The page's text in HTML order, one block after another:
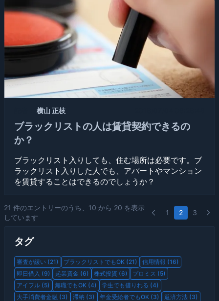
横山 正枝
ブラックリストの人は賃貸契約できるの
か？
ブラックリスト入りしても、住む場所は必要です。ブ
ラックリスト入りした人でも、アパートやマンション
を賃貸することはできるのでしょうか？
21 件のエントリーのうち、10 から 20 を表示
しています
1 2 3
タグ
審査が緩い (21) ブラックリストでもOK (21)
信用情報 (16)
即日借入 (9)
起業資金 (6) 株式投資 (6)
プロミス (5)
アイフル (5)
無職でもOK (4)
学生でも借りれる (4)
大手消費者金融 (3)
滞納 (3) 年金受給者でもOK (3)
返済方法 (3)